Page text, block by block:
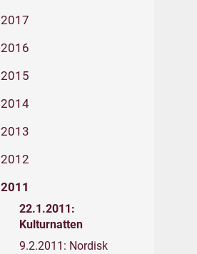
2017
2016
2015
2014
2013
2012
2011
22.1.2011:
Kulturnatten
9.2.2011: Nordisk